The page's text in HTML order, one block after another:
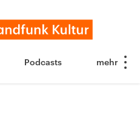
Podcasts